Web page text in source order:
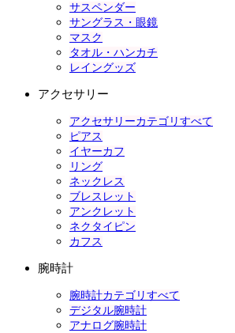
サスペンダー
サングラス・眼鏡
マスク
タオル・ハンカチ
レイングッズ
アクセサリー
アクセサリーカテゴリすべて
ピアス
イヤーカフ
リング
ネックレス
ブレスレット
アンクレット
ネクタイピン
カフス
腕時計
腕時計カテゴリすべて
デジタル腕時計
アナログ腕時計